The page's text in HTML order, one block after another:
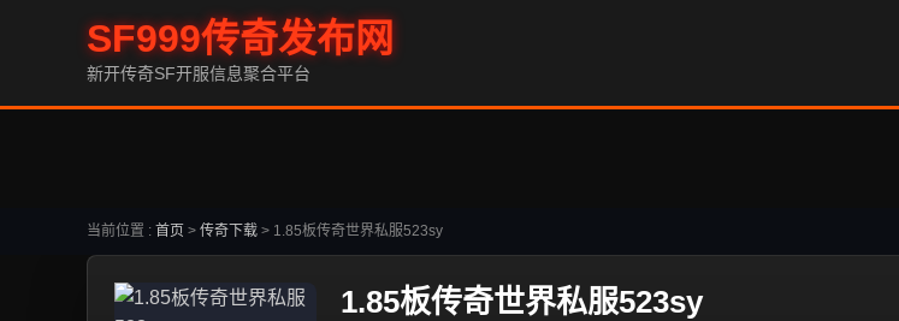
SF999传奇发布网
新开传奇SF开服信息聚合平台
当前位置 : 首页 > 传奇下载 > 1.85板传奇世界私服523sy
1.85板传奇世界私服523sy